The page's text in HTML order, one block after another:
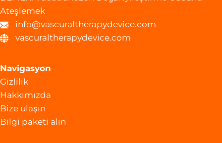
Ateşlemek
info@vascuraltherapydevice.com
vascuraltherapydevice.com
Navigasyon
Gizlilik
Hakkımızda
Bize ulaşın
Bilgi paketi alın